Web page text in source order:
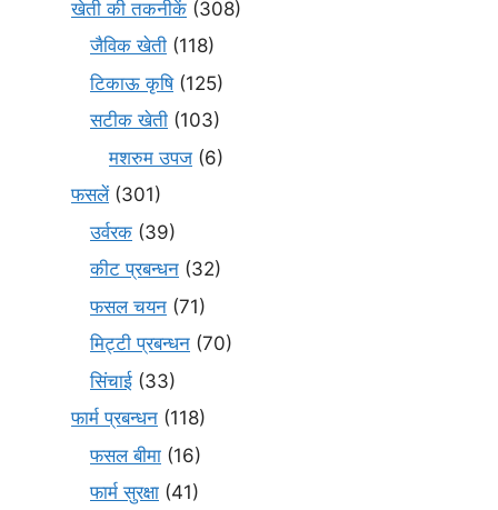
खेती की तकनीकें (308)
जैविक खेती (118)
टिकाऊ कृषि(125)
सटीक खेती (103)
मशरुम उपज (6)
फसलें(301)
उर्वरक (39)
कीट प्रबन्धन (32)
फसल चयन (71)
मि‌ट्टी प्रबन्धन (70)
सिंचाई (33)
फार्म प्रबन्धन (118)
फसल बीमा (16)
फार्म सुरक्षा (41)